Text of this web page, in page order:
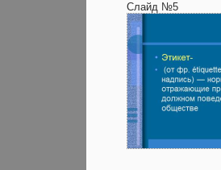
Слайд №5